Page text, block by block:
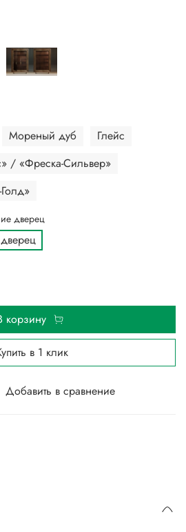
Добавить в сравнение
Мореный дуб
Глейс
/ «Фреска-Сильвер»
дверец
корзину
в 1 клик